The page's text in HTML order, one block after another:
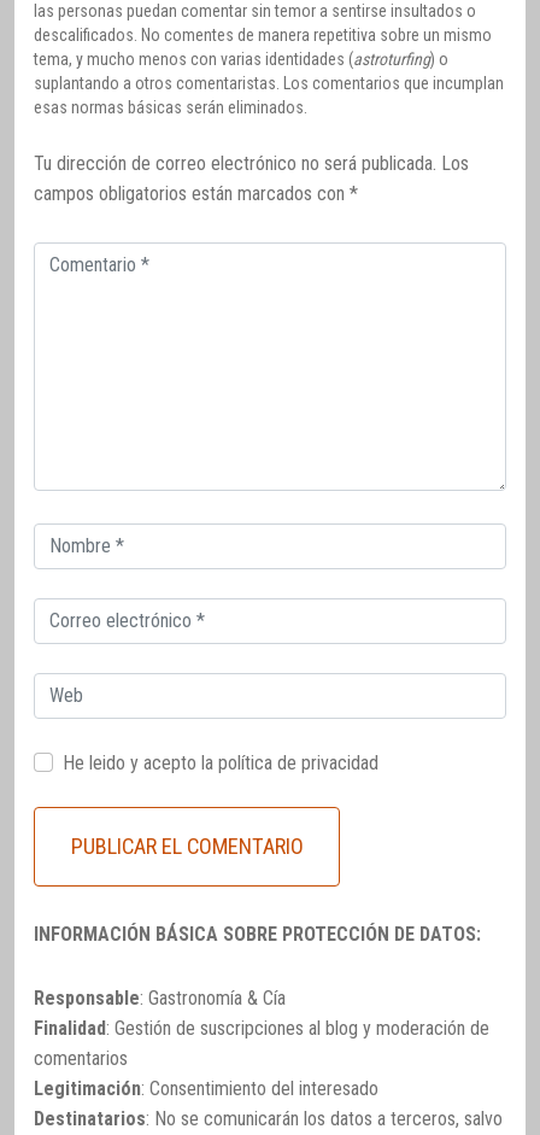
las personas puedan comentar sin temor a sentirse insultados o
descalificados. No comentes de manera repetitiva sobre un mismo
tema, y mucho menos con varias identidades (astroturfing) o
suplantando a otros comentaristas. Los comentarios que incumplan
esas normas básicas serán eliminados.
Tu dirección de correo electrónico no será publicada. Los
campos obligatorios están marcados con *
Comentario
Correo
electrónico
Correo
electrónico
Web
He leido y acepto la política de privacidad
INFORMACIÓN BÁSICA SOBRE PROTECCIÓN DE DATOS:
Responsable: Gastronomía & Cía
Finalidad: Gestión de suscripciones al blog y moderación de
comentarios
Legitimación: Consentimiento del interesado
Destinatarios: No se comunicarán los datos a terceros, salvo